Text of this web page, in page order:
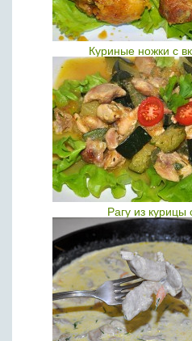
Куриные ножки с
Рагу из курицы